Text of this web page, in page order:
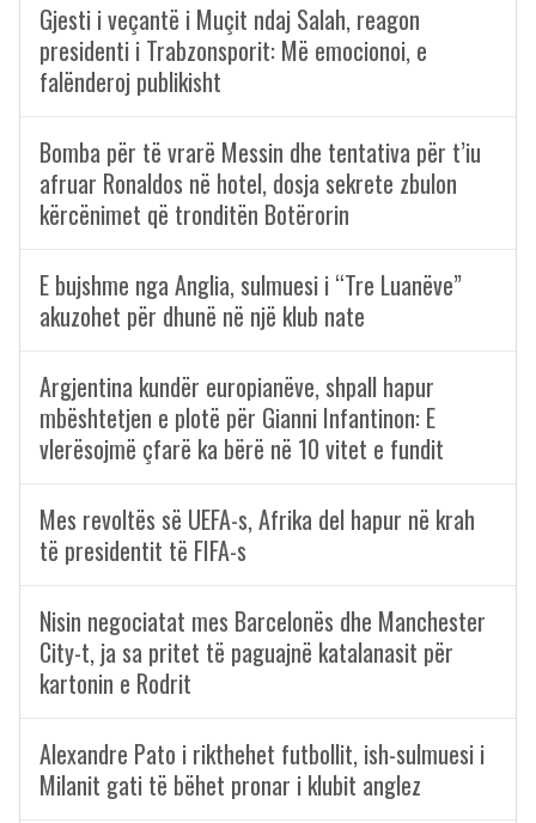
Gjesti i veçantë i Muçit ndaj Salah, reagon
presidenti i Trabzonsporit: Më emocionoi, e
falënderoj publikisht
Bomba për të vrarë Messin dhe tentativa për t’iu
afruar Ronaldos në hotel, dosja sekrete zbulon
kërcënimet që tronditën Botërorin
E bujshme nga Anglia, sulmuesi i “Tre Luanëve”
akuzohet për dhunë në një klub nate
Argjentina kundër europianëve, shpall hapur
mbështetjen e plotë për Gianni Infantinon: E
vlerësojmë çfarë ka bërë në 10 vitet e fundit
Mes revoltës së UEFA-s, Afrika del hapur në krah
të presidentit të FIFA-s
Nisin negociatat mes Barcelonës dhe Manchester
City-t, ja sa pritet të paguajnë katalanasit për
kartonin e Rodrit
Alexandre Pato i rikthehet futbollit, ish-sulmuesi i
Milanit gati të bëhet pronar i klubit anglez